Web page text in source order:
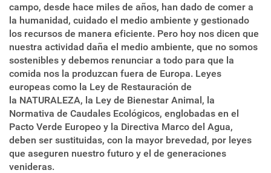
campo, desde hace miles de años, han dado de comer a
la humanidad, cuidado el medio ambiente y gestionado
los recursos de manera eficiente. Pero hoy nos dicen que
nuestra actividad daña el medio ambiente, que no somos
sostenibles y debemos renunciar a todo para que la
comida nos la produzcan fuera de Europa. Leyes
europeas como la Ley de Restauración de
la NATURALEZA, la Ley de Bienestar Animal, la
Normativa de Caudales Ecológicos, englobadas en el
Pacto Verde Europeo y la Directiva Marco del Agua,
deben ser sustituidas, con la mayor brevedad, por leyes
que aseguren nuestro futuro y el de generaciones
venideras.